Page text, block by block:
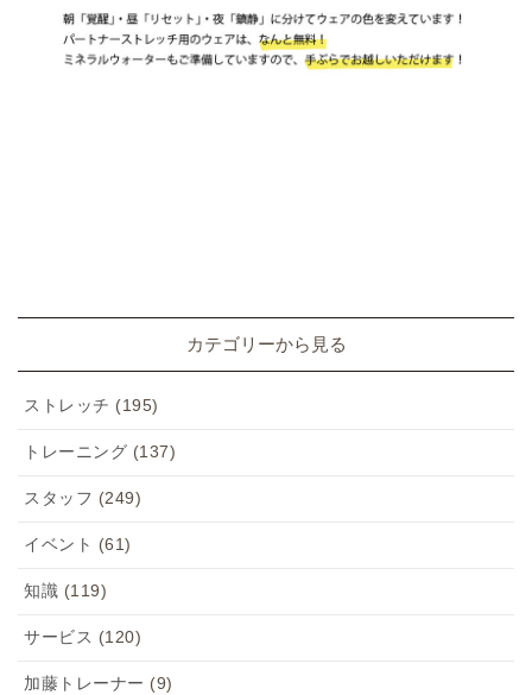
カテゴリーから見る
ストレッチ (195)
トレーニング (137)
スタッフ (249)
イベント (61)
知識 (119)
サービス (120)
加藤トレーナー (9)